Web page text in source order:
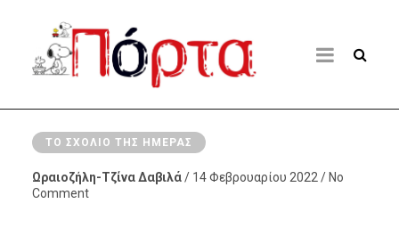
ΤΟ ΣΧΌΛΙΟ ΤΗΣ ΗΜΈΡΑΣ
Ωραιοζήλη-Τζίνα Δαβιλά/ 14 Φεβρουαρίου 2022 / No
Comment